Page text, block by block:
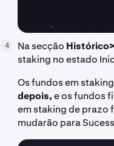
4 Na secção
staking no estado
Os fundos em
depois,e os fundos
em staking de prazo
mudarão para